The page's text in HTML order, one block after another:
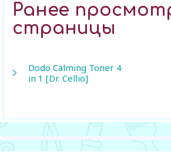
Ранее
страницы
Dodo Calming Toner 4
in 1 [Dr. Cellio]